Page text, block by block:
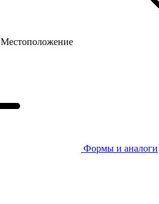
Местоположение
Формы и аналоги